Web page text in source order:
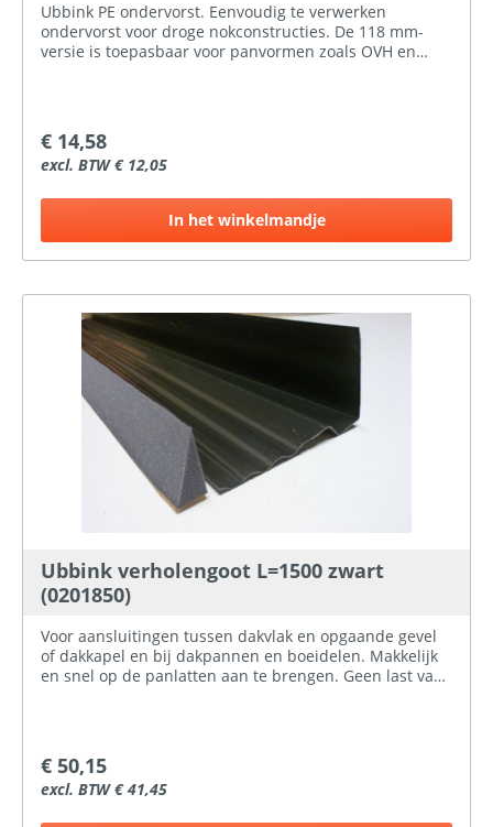
Ubbink PE ondervorst. Eenvoudig te verwerken
ondervorst voor droge nokconstructies. De 118 mm-
versie is toepasbaar voor panvormen zoals OVH en
zwartMateriaal: UV-bestendig LDPEMontage: bevestig
op de ruiter
€ 14,58
excl. BTW € 12,05
In het winkelmandje
Ubbink verholengoot L=1500 zwart
(0201850)
Voor aansluitingen tussen dakvlak en opgaande gevel
of dakkapel en bij dakpannen en boeidelen. Makkelijk
en snel op de panlatten aan te brengen. Geen last van
€ 50,15
excl. BTW € 41,45